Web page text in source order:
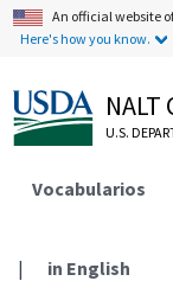
An official website
Here's how you know.
NALT
U.S.
Vocabularios
| in English